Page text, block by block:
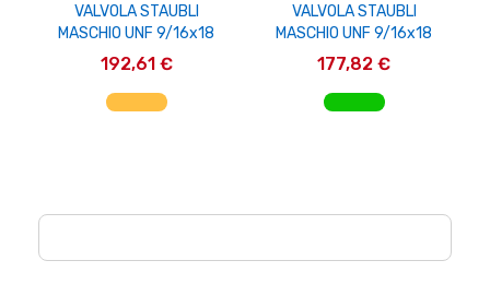
VALVOLA STAUBLI
MASCHIO UNF 9/16x18
192,61 €
AGGIUNGI AL CARRELLO
VALVOLA STAUBLI
MASCHIO UNF 9/16x18
177,82 €
AGGIUNGI AL CARRELLO